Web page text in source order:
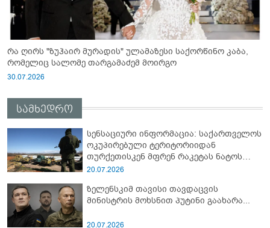
რა ღირს "ზუჰაირ მურადის" ულამაზესი საქორწინო კაბა,
რომელიც სალომე თარგამაძემ მოირგო
30.07.2026
სამხედრო
სენსაციური ინფორმაცია: საქართველოს
ოკუპირებული ტერიტორიიდან
თურქეთისკენ მფრენ რაკეტას ნატოს
სამიტი კინაღამ ჩაუშლია
20.07.2026
ზელენსკიმ თავისი თავდაცვის
მინისტრის მოხსნით პუტინი გაახარა...
20.07.2026